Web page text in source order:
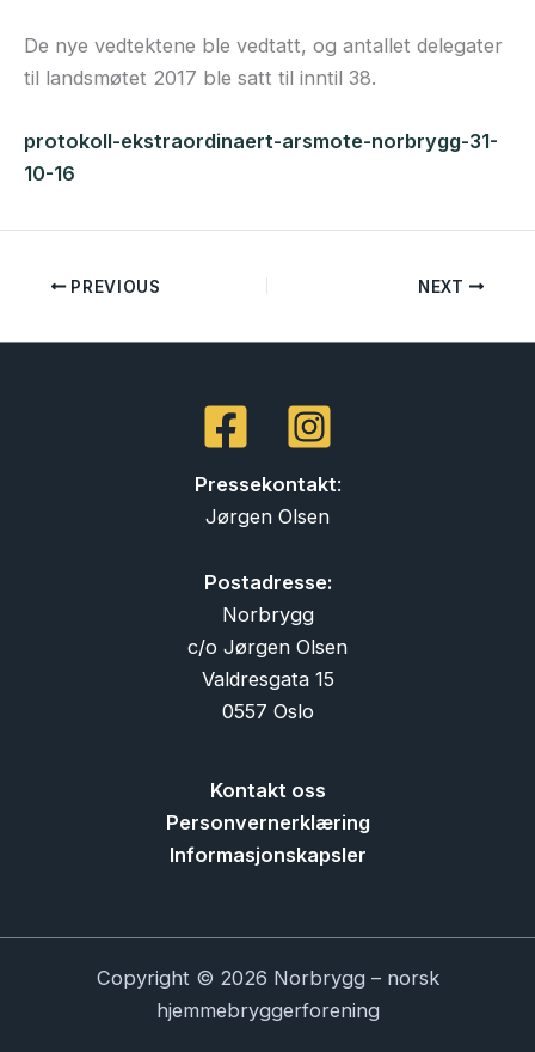
De nye vedtektene ble vedtatt, og antallet delegater
til landsmøtet 2017 ble satt til inntil 38.
protokoll-ekstraordinaert-arsmote-norbrygg-31-
10-16
PREVIOUS NEXT
Pressekontakt:
Jørgen Olsen
Postadresse:
Norbrygg
c/o Jørgen Olsen
Valdresgata 15
0557 Oslo
Kontakt oss
Personvernerklæring
Informasjonskapsler
Copyright © 2026 Norbrygg – norsk
hjemmebryggerforening